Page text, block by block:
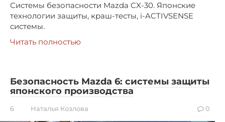
Системы безопасности Mazda CX-30. Японские
технологии защиты, краш-тесты, i-ACTIVSENSE
системы.
Читать полностью
Безопасность Mazda 6: системы защиты
японского производства
6 Наталья Козлова 0